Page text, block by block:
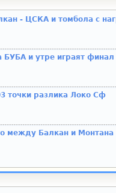
- ЦСКА и томбола с
и утре играят финал
точки разлика Локо Сф
между Балкан и Монтана